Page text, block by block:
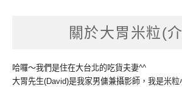
關於大胃米粒(
哈囉～我們是住在大台北的吃貨夫妻^^
大胃先生(David)是我家男傭兼攝影師，我是米